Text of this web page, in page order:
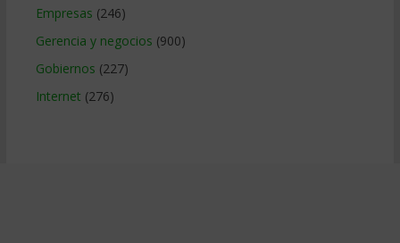
Empresas (246)
Gerencia y negocios (900)
Gobiernos (227)
Internet (276)